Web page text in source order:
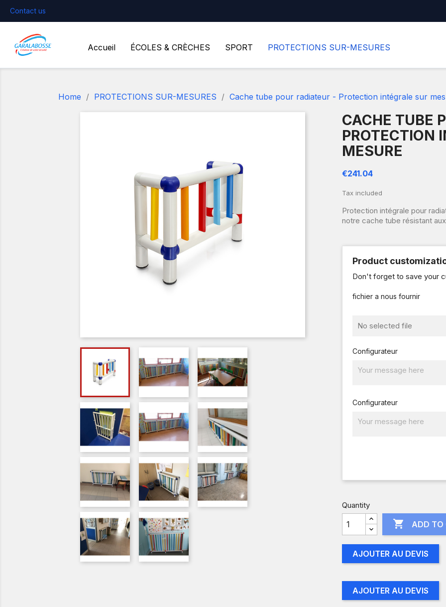
Contact us
Accueil ÉCOLES & CRÈCHES SPORT PROTECTIONS SUR-MESURES
Home PROTECTIONS SUR-MESURES Cache tube pour radiateur - Protection intégrale sur
CACHE TUBE
PROTECTION
MESURE
€241.04
Tax included
Protection intégrale pour
notre cache tube résistant
Product
Don't forget to save your
fichier a nous fournir
No selected file
Configurateur
Configurateur
Quantity
 ADD TO
AJOUTER AU DEVIS
AJOUTER AU DEVIS